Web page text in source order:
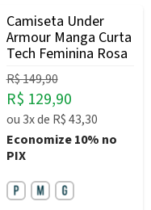
Camiseta Under
Armour Manga Curta
Tech Feminina Rosa
R$ 149,90
R$ 129,90
ou3xde R$ 43,30
Economize10% no
PIX